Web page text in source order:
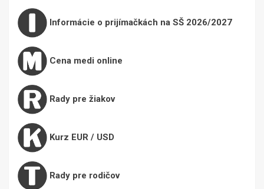
Informácie o prijímačkách na SŠ 2026/2027
Cena medi online
Rady pre žiakov
Kurz EUR / USD
Rady pre rodičov